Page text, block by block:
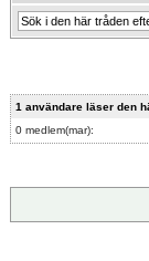
1 användare läser den
0 medlem(mar):